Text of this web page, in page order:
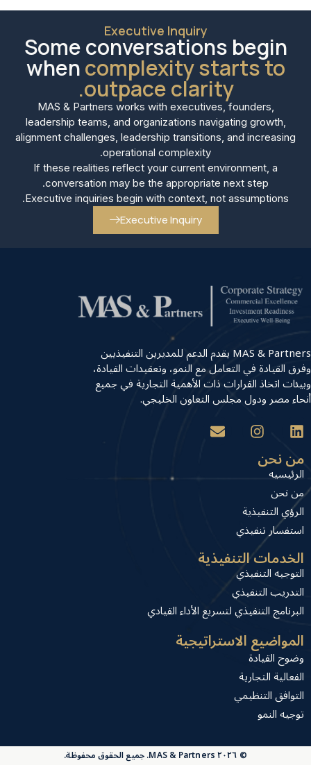
Executive Inquiry
Some conversations begin
whencomplexity starts to
outpace clarity.
MAS & Partners works with executives, founders,
leadership teams, and organizations navigating growth,
alignment challenges, leadership transitions, and increasing
operational complexity.
If these realities reflect your current environment, a
conversation may be the appropriate next step.
Executive inquiries begin with context, not assumptions.
Executive Inquiry
MAS & Partners يقدم الدعم للمديرين التنفيذيين
وفرق القيادة في التعامل مع النمو، وتعقيدات القيادة،
وبيئات اتخاذ القرارات ذات الأهمية التجارية في جميع
أنحاء مصر ودول مجلس التعاون الخليجي.
من نحن
الرئيسيه
من نحن
الرؤي التنفيذية
استفسار تنفيذي
الخدمات التنفيذية
التوجيه التنفيذي
التدريب التنفيذي
البرنامج التنفيذي لتسريع الأداء القيادي
المواضيع الاستراتيجية
وضوح القيادة
الفعالية التجارية
التوافق التنظيمي
توجيه النمو
© ٢٠٢٦ MAS & Partners. جميع الحقوق محفوظة.